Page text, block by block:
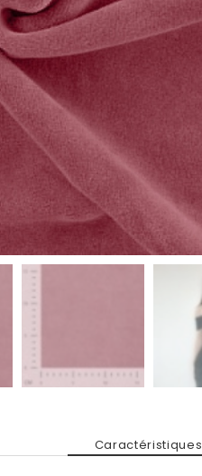
Caractéristiques